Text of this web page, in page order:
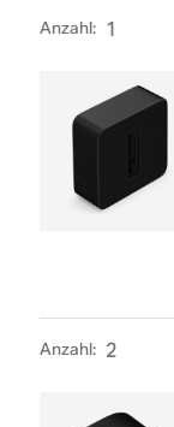
Anzahl: 1
Anzahl: 2